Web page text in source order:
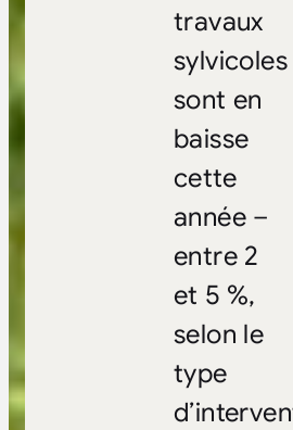
travaux
sylvicoles
sont en
baisse
cette
année –
entre 2
et 5 %,
selon le
type